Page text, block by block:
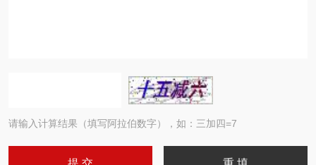
请输入计算结果（填写阿拉伯数字），如：三加四=7